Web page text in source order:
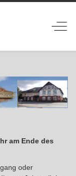
Off-
am Ende des
oder